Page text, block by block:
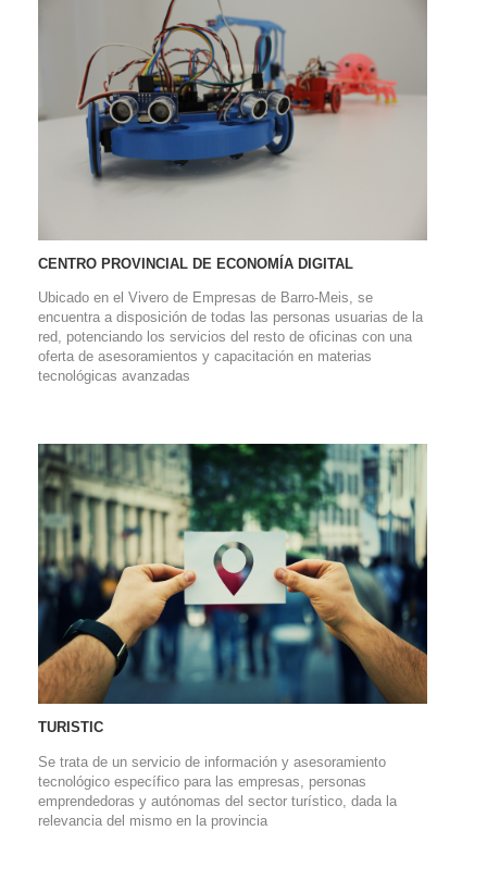
CENTRO PROVINCIAL DE ECONOMÍA DIGITAL
Ubicado en el Vivero de Empresas de Barro-Meis, se
encuentra a disposición de todas las personas usuarias de la
red, potenciando los servicios del resto de oficinas con una
oferta de asesoramientos y capacitación en materias
tecnológicas avanzadas
TURISTIC
Se trata de un servicio de información y asesoramiento
tecnológico específico para las empresas, personas
emprendedoras y autónomas del sector turístico, dada la
relevancia del mismo en la provincia